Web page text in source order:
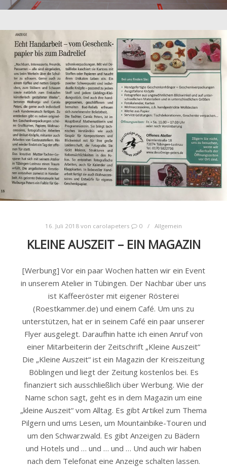
16. Juli 2018 von carolapeters 0 Allgemein
KLEINE AUSZEIT – EIN MAGAZIN
[Werbung] Vor ein paar Wochen hatten wir ein Event
in unserem Atelier in Tübingen. Der Nachbar über uns
ist Kaffeeröster mit eigener Rösterei
(Roestkammer.de) und einem Café. Um uns zu
unterstützen, hat er in seinem Café ein paar unserer
Flyer ausgelegt. Daraufhin hatte ich einen Anruf von
einer Mitarbeiterin der Zeitschrift „Kleine Auszeit“
Die „Kleine Auszeit“ ist ein Magazin der Kreiszeitung
Böblingen und liegt der Zeitung kostenlos bei. Es
finanziert sich ausschließlich über Werbung. Wie der
Name schon sagt, geht es in dem Magazin um eine
„kleine Auszeit“ vom Alltag. Es gibt Artikel zum Thema
Pilgern und ums Lesen, um Mountainbike-Touren und
um den Schwarzwald. Es gibt Anzeigen zu Bädern
und Hotels und … und … und … Und auch wir haben
nach dem Telefonat eine Anzeige schalten lassen.